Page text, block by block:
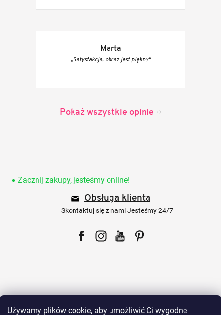
Używamy plików cookie, aby umożliwić Ci wygodne
Marta
„Satysfakcja, obraz jest piękny“
Pokaż wszystkie opinie
Zacznij zakupy, jesteśmy online!
Obsługa klienta
Skontaktuj się z nami Jesteśmy 24/7
Dla klientów